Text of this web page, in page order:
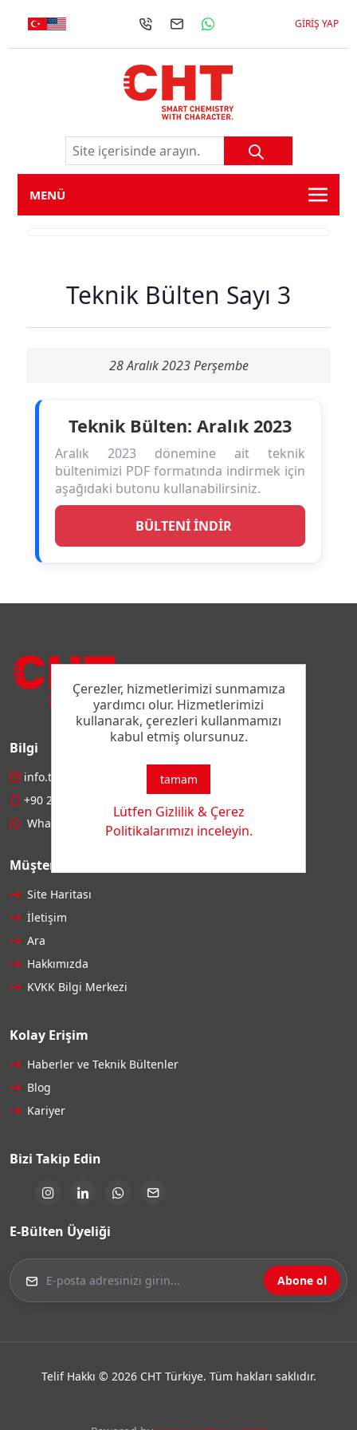
GIRIŞ YAP
MENÜ
Teknik Bülten Sayı 3
28 Aralık 2023 Perşembe
Teknik Bülten: Aralık 2023
Aralık 2023 dönemine ait teknik
bültenimizi PDF formatında indirmek için
aşağıdaki butonu kullanabilirsiniz.
BÜLTENİ İNDİR
Bilgi
info.turkey@cht.com
+90 212 886 79 13
WhatsApp
Müşteri Hizmetleri
Site Haritası
İletişim
Ara
Hakkımızda
KVKK Bilgi Merkezi
Kolay Erişim
Haberler ve Teknik Bültenler
Blog
Kariyer
Bizi Takip Edin
E-Bülten Üyeliği
Abone ol
Telif Hakkı © 2026 CHT Türkiye. Tüm hakları saklıdır.
Çerezler, hizmetlerimizi sunmamıza
yardımcı olur. Hizmetlerimizi
kullanarak, çerezleri kullanmamızı
kabul etmiş olursunuz.
tamam
Lütfen Gizlilik & Çerez
Politikalarımızı inceleyin.